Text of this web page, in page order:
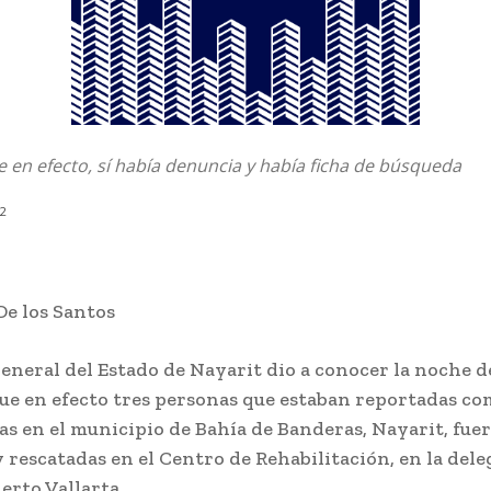
en efecto, sí había denuncia y había ficha de búsqueda
los Santos
del Estado de Nayarit dio a conocer la noche
en efecto tres personas que estaban reportadas
en el municipio de Bahía de Banderas, Nayarit,
rescatadas en el Centro de Rehabilitación, en la